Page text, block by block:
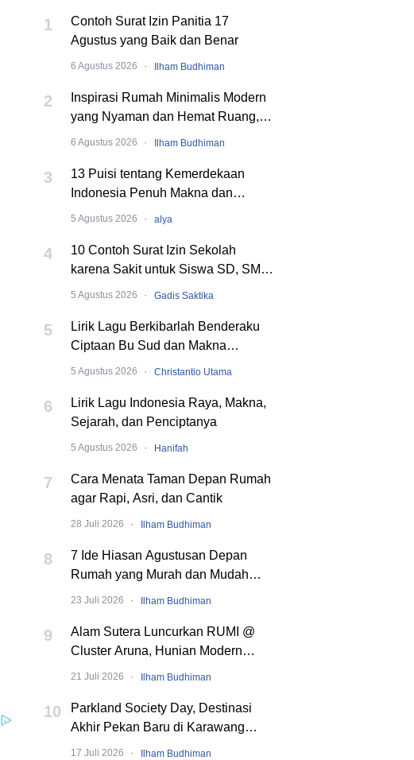
1
Contoh Surat Izin Panitia 17
Agustus yang Baik dan Benar
6 Agustus 2026 · Ilham Budhiman
2
Inspirasi Rumah Minimalis Modern
yang Nyaman dan Hemat Ruang,
Begini Cara Merancangnya!
6 Agustus 2026 · Ilham Budhiman
3
13 Puisi tentang Kemerdekaan
Indonesia Penuh Makna dan
Menyentuh Hati
5 Agustus 2026 · alya
4
10 Contoh Surat Izin Sekolah
karena Sakit untuk Siswa SD, SMP,
hingga SMA
5 Agustus 2026 · Gadis Saktika
5
Lirik Lagu Berkibarlah Benderaku
Ciptaan Bu Sud dan Makna
Dibaliknya
5 Agustus 2026 · Christantio Utama
6
Lirik Lagu Indonesia Raya, Makna,
Sejarah, dan Penciptanya
5 Agustus 2026 · Hanifah
7
Cara Menata Taman Depan Rumah
agar Rapi, Asri, dan Cantik
28 Juli 2026 · Ilham Budhiman
8
7 Ide Hiasan Agustusan Depan
Rumah yang Murah dan Mudah
Dibuat
23 Juli 2026 · Ilham Budhiman
9
Alam Sutera Luncurkan RUMI @
Cluster Aruna, Hunian Modern
Tropical 2 Lantai di Downtown Alam
21 Juli 2026 · Ilham Budhiman
10
Parkland Society Day, Destinasi
Akhir Pekan Baru di Karawang
dengan Pengalaman Berbeda.
17 Juli 2026 · Ilham Budhiman